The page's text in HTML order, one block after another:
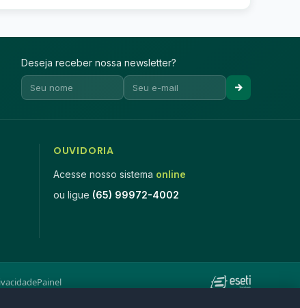
Deseja receber nossa newsletter?
OUVIDORIA
Acesse nosso sistema online
ou ligue (65) 99972-4002
Painel